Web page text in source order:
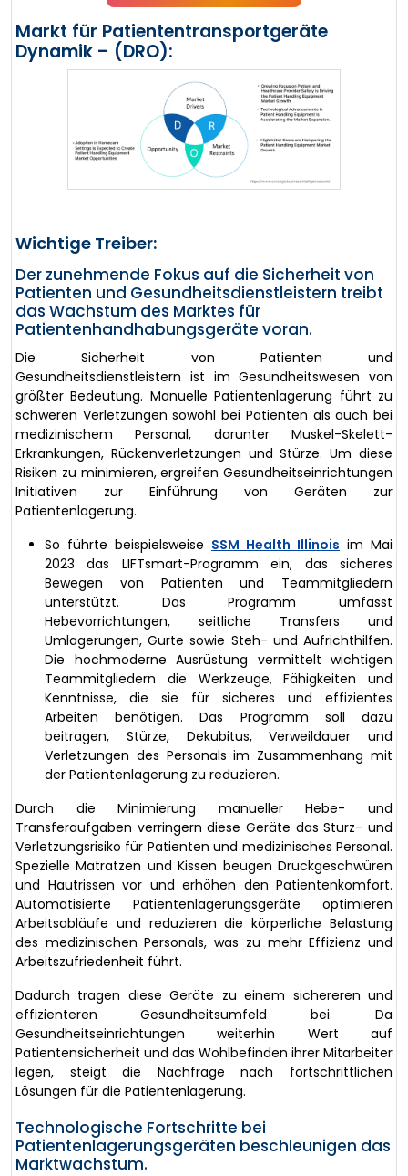
Markt für Patiententransportgeräte
Dynamik – (DRO):
Wichtige Treiber:
Der zunehmende Fokus auf die Sicherheit von
Patienten und Gesundheitsdienstleistern treibt
das Wachstum des Marktes für
Patientenhandhabungsgeräte voran.
Die Sicherheit von Patienten und
Gesundheitsdienstleistern ist im Gesundheitswesen von
größter Bedeutung. Manuelle Patientenlagerung führt zu
schweren Verletzungen sowohl bei Patienten als auch bei
medizinischem Personal, darunter Muskel-Skelett-
Erkrankungen, Rückenverletzungen und Stürze. Um diese
Risiken zu minimieren, ergreifen Gesundheitseinrichtungen
Initiativen zur Einführung von Geräten zur
Patientenlagerung.
So führte beispielsweise SSM Health Illinois im Mai
2023 das LIFTsmart-Programm ein, das sicheres
Bewegen von Patienten und Teammitgliedern
unterstützt. Das Programm umfasst
Hebevorrichtungen, seitliche Transfers und
Umlagerungen, Gurte sowie Steh- und Aufrichthilfen.
Die hochmoderne Ausrüstung vermittelt wichtigen
Teammitgliedern die Werkzeuge, Fähigkeiten und
Kenntnisse, die sie für sicheres und effizientes
Arbeiten benötigen. Das Programm soll dazu
beitragen, Stürze, Dekubitus, Verweildauer und
Verletzungen des Personals im Zusammenhang mit
der Patientenlagerung zu reduzieren.
Durch die Minimierung manueller Hebe- und
Transferaufgaben verringern diese Geräte das Sturz- und
Verletzungsrisiko für Patienten und medizinisches Personal.
Spezielle Matratzen und Kissen beugen Druckgeschwüren
und Hautrissen vor und erhöhen den Patientenkomfort.
Automatisierte Patientenlagerungsgeräte optimieren
Arbeitsabläufe und reduzieren die körperliche Belastung
des medizinischen Personals, was zu mehr Effizienz und
Arbeitszufriedenheit führt.
Dadurch tragen diese Geräte zu einem sichereren und
effizienteren Gesundheitsumfeld bei. Da
Gesundheitseinrichtungen weiterhin Wert auf
Patientensicherheit und das Wohlbefinden ihrer Mitarbeiter
legen, steigt die Nachfrage nach fortschrittlichen
Lösungen für die Patientenlagerung.
Technologische Fortschritte bei
Patientenlagerungsgeräten beschleunigen das
Marktwachstum.